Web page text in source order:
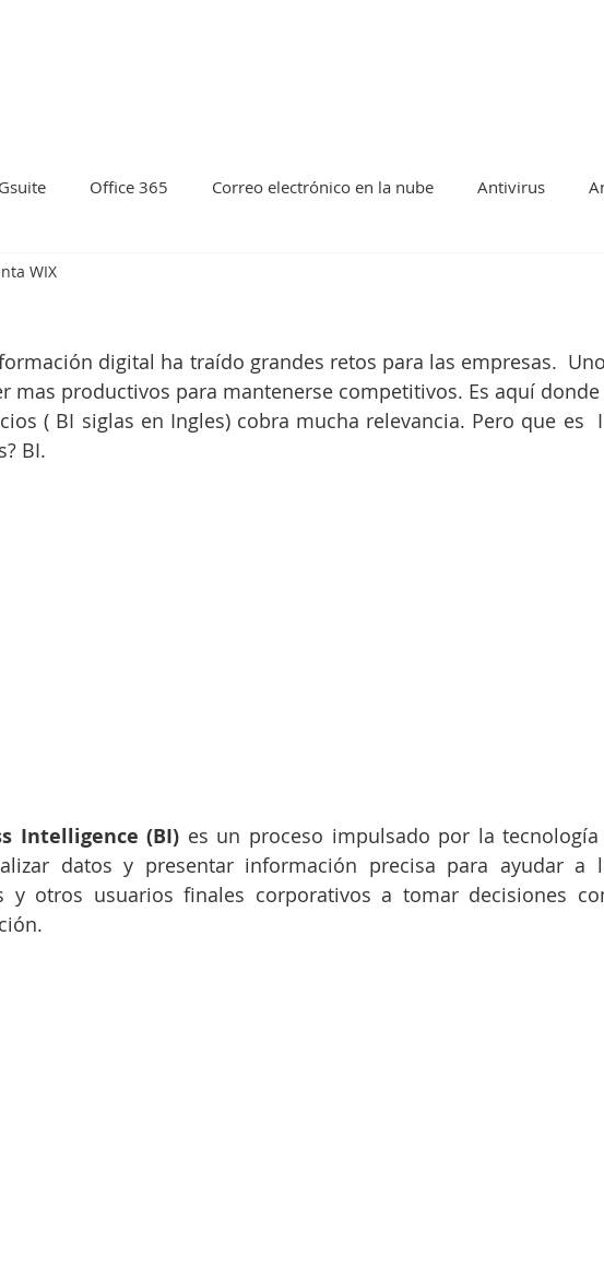
Gsuite Office 365 Correo electrónico en la nube Antivirus
Virtualizacion Vmware Soporte remoto Isl Online
Protector
WIX
digital ha traído grandes retos para las empresas.
mas productivos para mantenerse competitivos. Es aquí
( BI siglas en Ingles) cobra mucha relevancia. Pero que es
BI.
Intelligence (BI) es un proceso impulsado por la tecnología
datos y presentar información precisa para ayudar a
y otros usuarios finales corporativos a tomar decisiones